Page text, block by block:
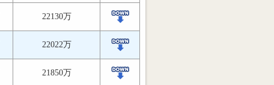
22130万
22022万
21850万